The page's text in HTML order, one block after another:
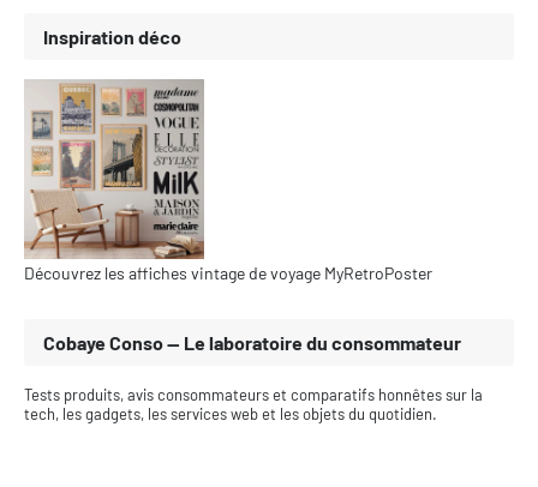
Inspiration déco
Découvrez les affiches vintage de voyage MyRetroPoster
Cobaye Conso — Le laboratoire du consommateur
Tests produits, avis consommateurs et comparatifs honnêtes sur la
tech, les gadgets, les services web et les objets du quotidien.